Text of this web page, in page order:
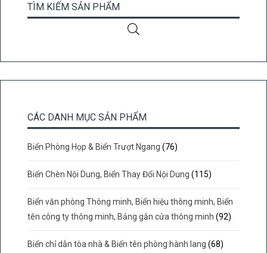
TÌM KIẾM SẢN PHẨM
CÁC DANH MỤC SẢN PHẨM
Biển Phòng Họp & Biển Trượt Ngang (76)
Biển Chèn Nội Dung, Biển Thay Đổi Nội Dung (115)
Biển văn phòng Thông minh, Biển hiệu thông minh, Biển
tên công ty thông minh, Bảng gắn cửa thông minh (92)
Biển chỉ dẫn tòa nhà & Biển tên phòng hành lang (68)